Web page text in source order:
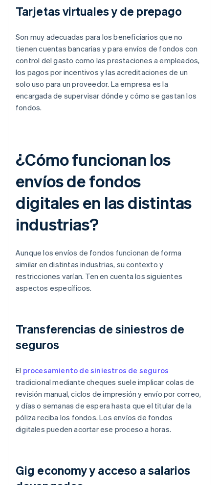
Tarjetas virtuales y de prepago
Son muy adecuadas para los beneficiarios que no
tienen cuentas bancarias y para envíos de fondos con
control del gasto como las prestaciones a empleados,
los pagos por incentivos y las acreditaciones de un
solo uso para un proveedor. La empresa es la
encargada de supervisar dónde y cómo se gastan los
fondos.
¿Cómo funcionan los
envíos de fondos
digitales en las distintas
industrias?
Aunque los envíos de fondos funcionan de forma
similar en distintas industrias, su contexto y
restricciones varían. Ten en cuenta los siguientes
aspectos específicos.
Transferencias de siniestros de
seguros
El procesamiento de siniestros de seguros
tradicional mediante cheques suele implicar colas de
revisión manual, ciclos de impresión y envío por correo,
y días o semanas de espera hasta que el titular de la
póliza reciba los fondos. Los envíos de fondos
digitales pueden acortar ese proceso a horas.
Gig economy y acceso a salarios